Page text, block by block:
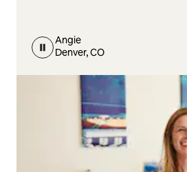
Angie
Denver, CO